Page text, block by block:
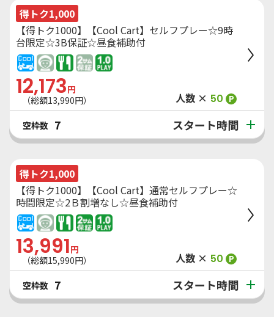
得トク1,000
【得トク1000】【Cool Cart】セルフプレー☆9時
台限定☆3B保証☆昼食補助付
12,173円
（総額13,990円） 人数 × 50 P
空枠数 7 スタート時間
得トク1,000
【得トク1000】【Cool Cart】通常セルフプレー☆
時間限定☆2Ｂ割増なし☆昼食補助付
13,991円
（総額15,990円） 人数 × 50 P
空枠数 7 スタート時間